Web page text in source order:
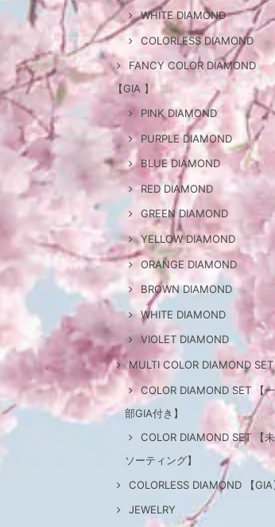
WHITE DIAMOND
COLORLESS DIAMOND
FANCY COLOR DIAMOND
【GIA 】
PINK DIAMOND
PURPLE DIAMOND
BLUE DIAMOND
RED DIAMOND
GREEN DIAMOND
YELLOW DIAMOND
ORANGE DIAMOND
BROWN DIAMOND
WHITE DIAMOND
VIOLET DIAMOND
MULTI COLOR DIAMOND SET
COLOR DIAMOND SET 【一
部GIA付き】
COLOR DIAMOND SET 【未
ソーティング】
COLORLESS DIAMOND 【GIA
JEWELRY